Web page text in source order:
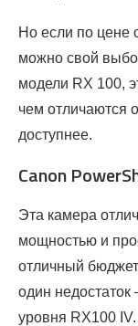
Но если по цене
можно свой
модели RX 100,
чем отличаются
доступнее.
Canon
Эта камера
мощностью и
отличный
один недостаток
уровня RX100 IV.